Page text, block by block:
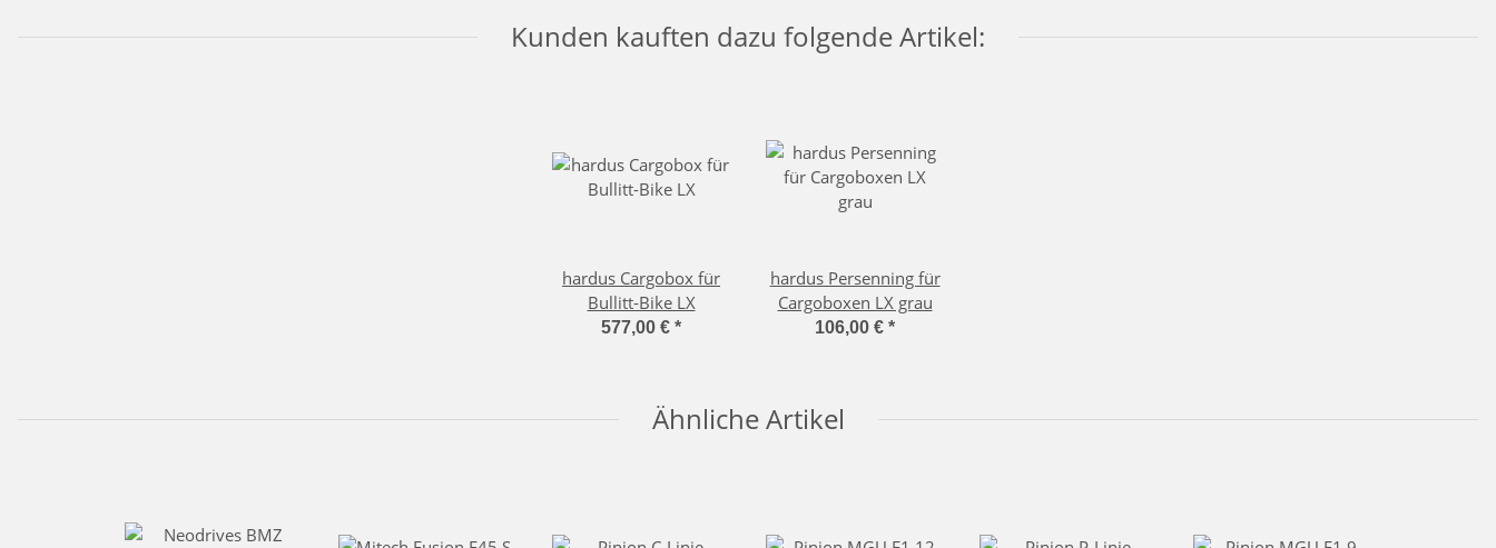
Kunden kauften dazu folgende Artikel:
hardus Cargobox für
Bullitt-Bike LX
577,00 € *
hardus Persenning für
Cargoboxen LX grau
106,00 € *
Ähnliche Artikel